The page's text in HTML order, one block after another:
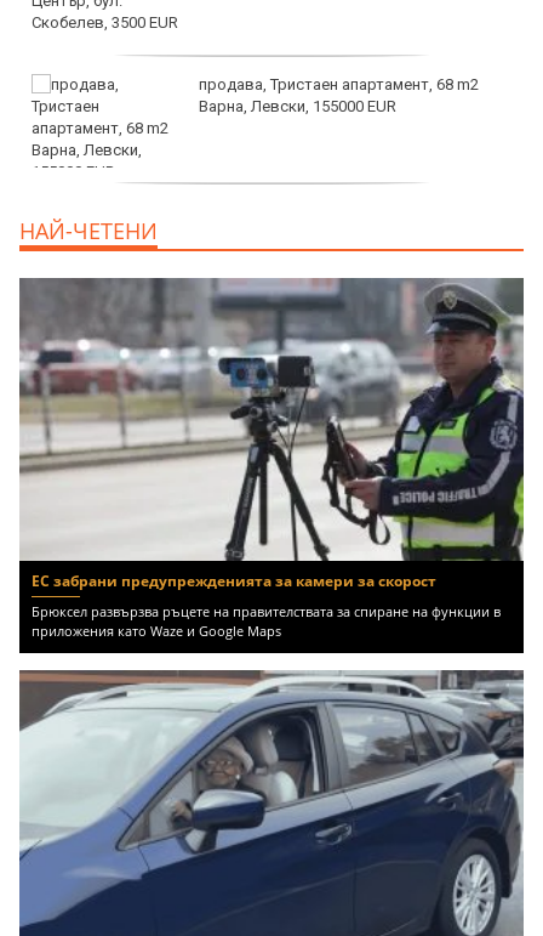
продава, Тристаен апартамент, 68 m2
Варна, Левски, 155000 EUR
НАЙ-ЧЕТЕНИ
ЕС забрани предупрежденията за камери за скорост
Брюксел развързва ръцете на правителствата за спиране на функции в
приложения като Waze и Google Maps